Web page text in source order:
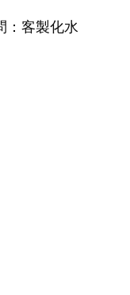
：客製化水